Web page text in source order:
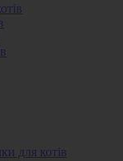
для котів